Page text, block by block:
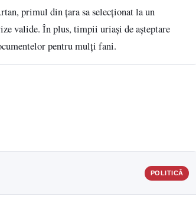
primul din țara sa selecționat la un
valide. În plus, timpii uriași de așteptare
pentru mulți fani.
POLITICĂ